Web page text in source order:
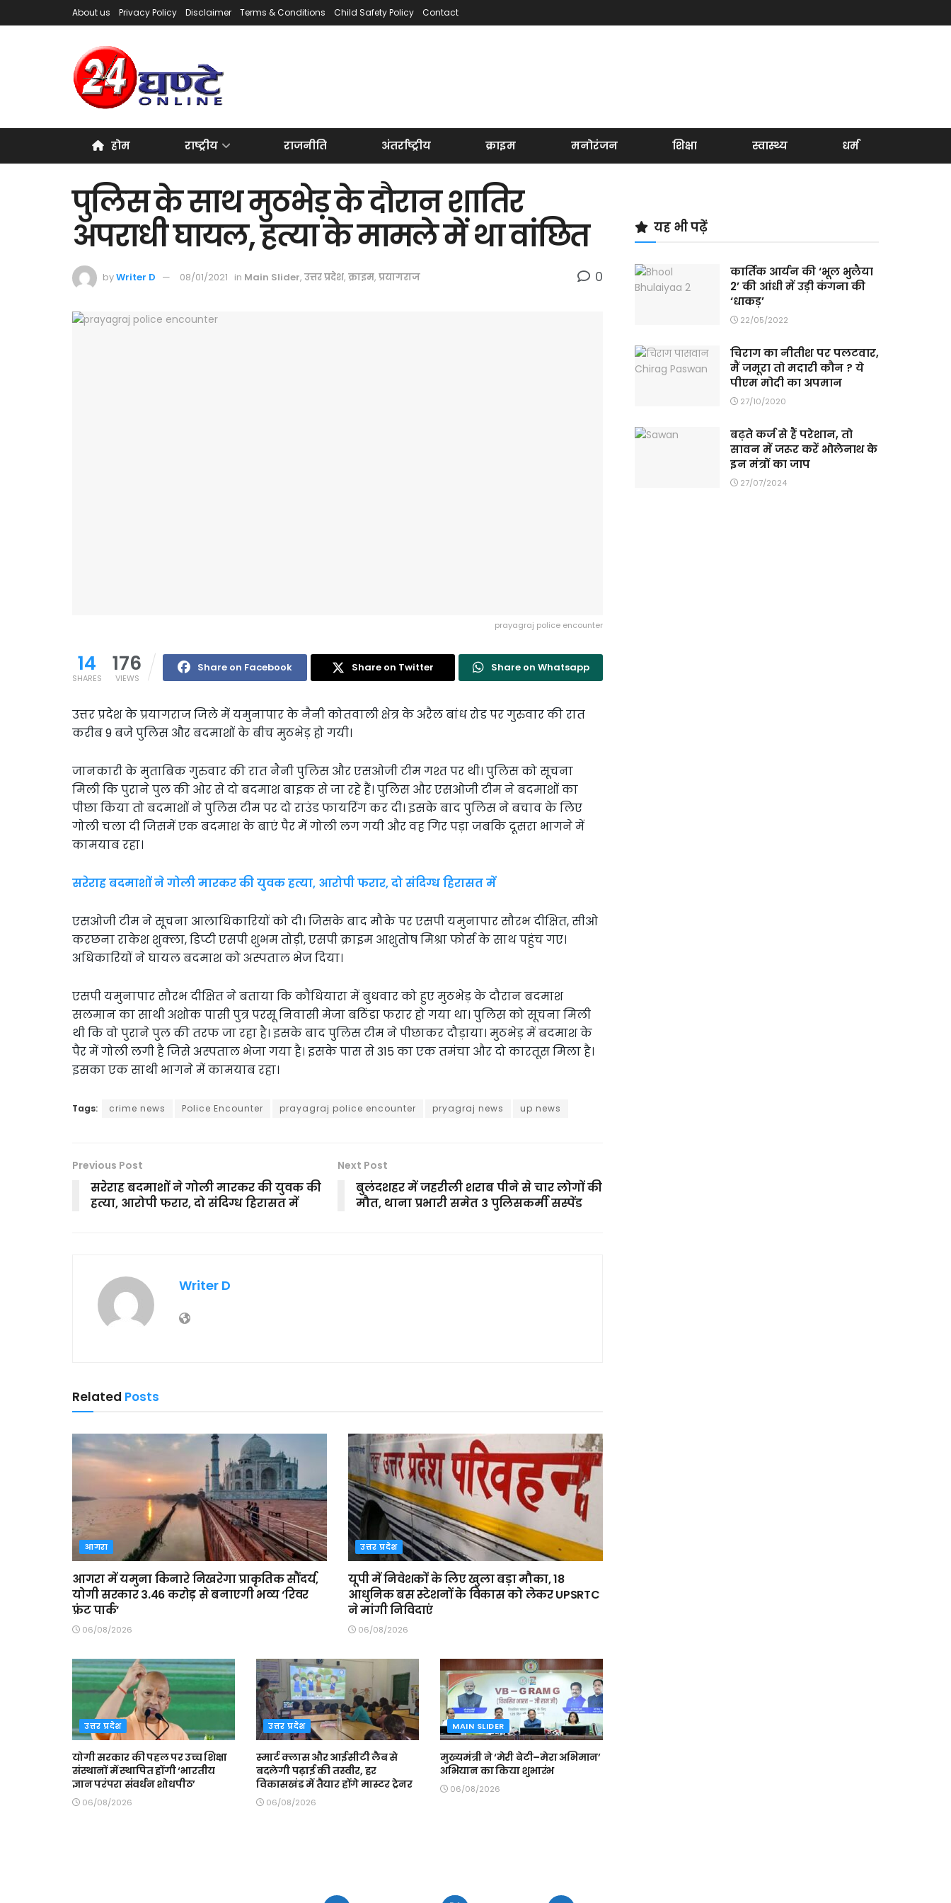
About us Privacy Policy Disclaimer Terms & Conditions Child Safety Policy Contact
होम राष्ट्रीय राजनीति अंतर्राष्ट्रीय क्राइम मनोरंजन शिक्षा स्वास्थ्य धर्म
पुलिस के साथ मुठभेड़ के दौरान शातिर
अपराधी घायल, हत्या के मामले में था वांछित
byWriter D 08/01/2021 in Main Slider, उत्तर प्रदेश, क्राइम, प्रयागराज 0
prayagraj police encounter
14
SHARES
176
VIEWS
Share on Facebook Share on Twitter Share on Whatsapp
उत्तर प्रदेश के प्रयागराज जिले में यमुनापार के नैनी कोतवाली क्षेत्र के अरैल बांध रोड पर गुरुवार की रात
करीब 9 बजे पुलिस और बदमाशों के बीच मुठभेड़ हो गयी।
जानकारी के मुताबिक गुरुवार की रात नैनी पुलिस और एसओजी टीम गश्त पर थी। पुलिस को सूचना
मिली कि पुराने पुल की ओर से दो बदमाश बाइक से जा रहे हैं। पुलिस और एसओजी टीम ने बदमाशों का
पीछा किया तो बदमाशों ने पुलिस टीम पर दो राउंड फायरिंग कर दी। इसके बाद पुलिस ने बचाव के लिए
गोली चला दी जिसमें एक बदमाश के बाएं पैर में गोली लग गयी और वह गिर पड़ा जबकि दूसरा भागने में
कामयाब रहा।
सरेराह बदमाशों ने गोली मारकर की युवक हत्या, आरोपी फरार, दो संदिग्ध हिरासत में
एसओजी टीम ने सूचना आलाधिकारियों को दी। जिसके बाद मौके पर एसपी यमुनापार सौरभ दीक्षित, सीओ
करछना राकेश शुक्ला, डिप्टी एसपी शुभम तोड़ी, एसपी क्राइम आशुतोष मिश्रा फोर्स के साथ पहुंच गए।
अधिकारियों ने घायल बदमाश को अस्पताल भेज दिया।
एसपी यमुनापार सौरभ दीक्षित ने बताया कि कौंधियारा में बुधवार को हुए मुठभेड़ के दौरान बदमाश
सलमान का साथी अशोक पासी पुत्र परसू निवासी मेजा बठिंडा फरार हो गया था। पुलिस को सूचना मिली
थी कि वो पुराने पुल की तरफ जा रहा है। इसके बाद पुलिस टीम ने पीछाकर दौड़ाया। मुठभेड़ में बदमाश के
पैर में गोली लगी है जिसे अस्पताल भेजा गया है। इसके पास से 315 का एक तमंचा और दो कारतूस मिला है।
इसका एक साथी भागने में कामयाब रहा।
Tags: crime news Police Encounter prayagraj police encounter pryagraj news up news
Previous Post
सरेराह बदमाशों ने गोली मारकर की युवक की
हत्या, आरोपी फरार, दो संदिग्ध हिरासत में
Next Post
बुलंदशहर में जहरीली शराब पीने से चार लोगों की
मौत, थाना प्रभारी समेत 3 पुलिसकर्मी सस्पेंड
Writer D
Related Posts
आगरा
आगरा में यमुना किनारे निखरेगा प्राकृतिक सौंदर्य,
योगी सरकार 3.46 करोड़ से बनाएगी भव्य ‘रिवर
फ्रंट पार्क’
06/08/2026
उत्तर प्रदेश
यूपी में निवेशकों के लिए खुला बड़ा मौका, 18
आधुनिक बस स्टेशनों के विकास को लेकर UPSRTC
ने मांगी निविदाएं
06/08/2026
उत्तर प्रदेश
योगी सरकार की पहल पर उच्च शिक्षा
संस्थानों में स्थापित होंगी ‘भारतीय
ज्ञान परंपरा संवर्धन शोधपीठ’
06/08/2026
उत्तर प्रदेश
स्मार्ट क्लास और आईसीटी लैब से
बदलेगी पढ़ाई की तस्वीर, हर
विकासखंड में तैयार होंगे मास्टर ट्रेनर
06/08/2026
MAIN SLIDER
मुख्यमंत्री ने ‘मेरी बेटी–मेरा अभिमान’
अभियान का किया शुभारंभ
06/08/2026
यह भी पढ़ें
कार्तिक आर्यन की ‘भूल भुलैया
2’ की आंधी में उड़ी कंगना की
‘धाकड़’
22/05/2022
चिराग का नीतीश पर पलटवार,
मैं जमूरा तो मदारी कौन ? ये
पीएम मोदी का अपमान
27/10/2020
बढ़ते कर्ज से हैं परेशान, तो
सावन में जरूर करें भोलेनाथ के
इन मंत्रों का जाप
27/07/2024